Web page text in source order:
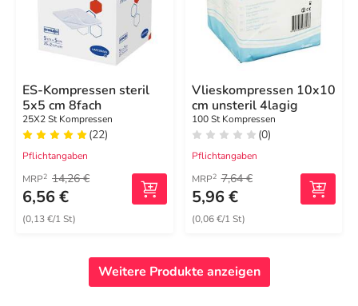
ES-Kompressen steril
5x5 cm 8fach
25X2 St Kompressen
(22)
Pflichtangaben
MRP2 14,26 €
6,56 €
(0,13 €/1 St)
Vlieskompressen 10x10
cm unsteril 4lagig
100 St Kompressen
(0)
Pflichtangaben
MRP2 7,64 €
5,96 €
(0,06 €/1 St)
Weitere Produkte anzeigen